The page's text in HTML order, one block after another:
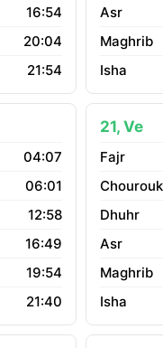
16:54
20:04
21:54
04:07
06:01
12:58
16:49
19:54
21:40
21, Ve